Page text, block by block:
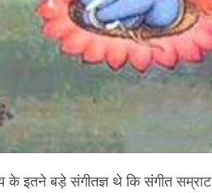
के इतने बड़े संगीतज्ञ थे कि संगीत सम्राट